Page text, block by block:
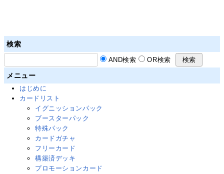
検索
AND検索 OR検索
メニュー
はじめに
カードリスト
イグニッションパック
ブースターパック
特殊パック
カードガチャ
フリーカード
構築済デッキ
プロモーションカード